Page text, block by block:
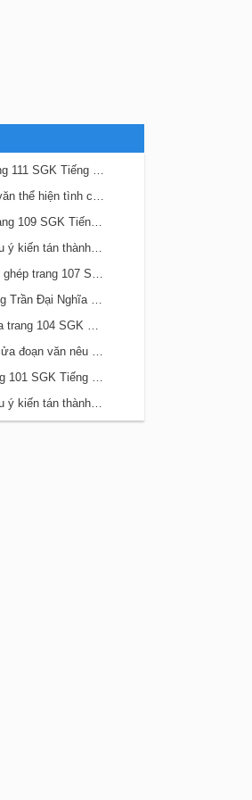
Bài 22 Đọc mở rộng trang 111 SGK Tiếng Việt 5 Kết nối tri thức tập 2
Bài 22 Luyện viết đoạn văn thể hiện tình cảm, cảm xúc về một sự việc trang 111 SGK Tiếng Việt 5 Kết nối tri thức tập 2
Bài 22 Bộ đội về làng trang 109 SGK Tiếng Việt 5 Kết nối tri thức tập 2
Bài 21 Viết đoạn văn nêu ý kiến tán thành một sự việc, hiện tượng (Bài viết số 2) trang 108 SGK Tiếng Việt 5 Kết nối tri thức tập 2
Bài 21 Luyện tập về câu ghép trang 107 SGK Tiếng Việt 5 Kết nối tri thức tập 2
Bài 21 Anh hùng lao động Trần Đại Nghĩa trang 106 SGK Tiếng Việt 5 Kết nối tri thức tập 2
Bài 20 Đền ơn đáp nghĩa trang 104 SGK Tiếng Việt 5 Kết nối tri thức tập 2
Bài 20 Đánh giá, chỉnh sửa đoạn văn nêu ý kiến tán thành một sự vật, hiện tượng trang 103 SGK Tiếng Việt 5 Kết nối tri thức tập 2
Bài 20 Cụ Đồ Chiểu trang 101 SGK Tiếng Việt 5 Kết nối tri thức tập 2
Bài 19 Viết đoạn văn nêu ý kiến tán thành một sự việc, hiện tượng (Bài viết số 1) trang 100 SGK Tiếng Việt 5 Kết nối tri thức tập 2